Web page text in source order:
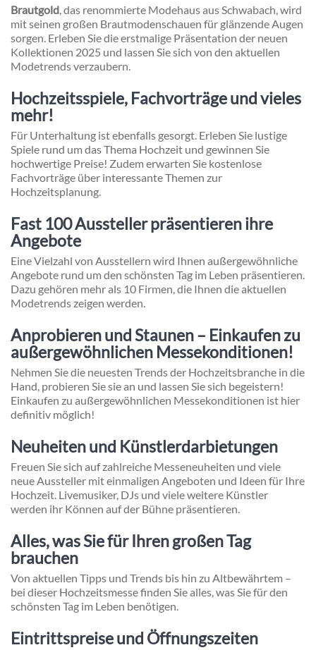
Brautgold, das renommierte Modehaus aus Schwabach, wird
mit seinen großen Brautmodenschauen für glänzende Augen
sorgen. Erleben Sie die erstmalige Präsentation der neuen
Kollektionen 2025 und lassen Sie sich von den aktuellen
Modetrends verzaubern.
Hochzeitsspiele, Fachvorträge und vieles
mehr!
Für Unterhaltung ist ebenfalls gesorgt. Erleben Sie lustige
Spiele rund um das Thema Hochzeit und gewinnen Sie
hochwertige Preise! Zudem erwarten Sie kostenlose
Fachvorträge über interessante Themen zur
Hochzeitsplanung.
Fast 100 Aussteller präsentieren ihre
Angebote
Eine Vielzahl von Ausstellern wird Ihnen außergewöhnliche
Angebote rund um den schönsten Tag im Leben präsentieren.
Dazu gehören mehr als 10 Firmen, die Ihnen die aktuellen
Modetrends zeigen werden.
Anprobieren und Staunen – Einkaufen zu
außergewöhnlichen Messekonditionen!
Nehmen Sie die neuesten Trends der Hochzeitsbranche in die
Hand, probieren Sie sie an und lassen Sie sich begeistern!
Einkaufen zu außergewöhnlichen Messekonditionen ist hier
definitiv möglich!
Neuheiten und Künstlerdarbietungen
Freuen Sie sich auf zahlreiche Messeneuheiten und viele
neue Aussteller mit einmaligen Angeboten und Ideen für Ihre
Hochzeit. Livemusiker, DJs und viele weitere Künstler
werden ihr Können auf der Bühne präsentieren.
Alles, was Sie für Ihren großen Tag
brauchen
Von aktuellen Tipps und Trends bis hin zu Altbewährtem –
bei dieser Hochzeitsmesse finden Sie alles, was Sie für den
schönsten Tag im Leben benötigen.
Eintrittspreise und Öffnungszeiten